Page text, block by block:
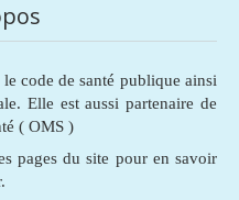
code de santé publique ainsi
Elle est aussi partenaire de
( OMS )
pages du site pour en savoir